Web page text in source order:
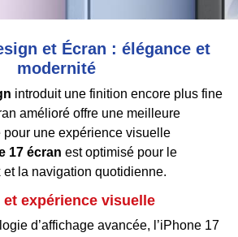
et Écran : élégance et
modernité
introduit une finition encore plus fine
amélioré offre une meilleure
pour une expérience visuelle
17 écran est optimisé pour le
la navigation quotidienne.
et expérience visuelle
d’affichage avancée, l’iPhone 17